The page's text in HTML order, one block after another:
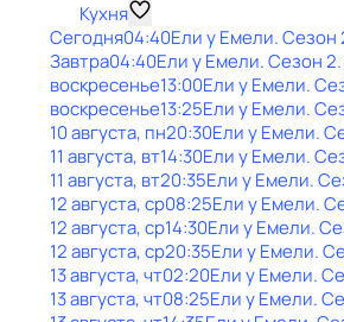
Кухня
Сегодня04:40Ели у Емели. Сезон
Завтра04:40Ели у Емели. Сезон 2
воскресенье13:00Ели у Емели.
воскресенье13:25Ели у Емели.
10 августа, пн20:30Ели у Емели.
11 августа, вт14:30Ели у Емели.
11 августа, вт20:35Ели у Емели.
12 августа, ср08:25Ели у Емели.
12 августа, ср14:30Ели у Емели.
12 августа, ср20:35Ели у Емели.
13 августа, чт02:20Ели у Емели.
13 августа, чт08:25Ели у Емели.